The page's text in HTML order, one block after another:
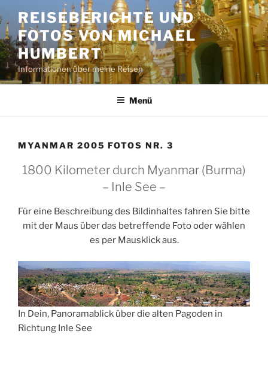
Inhalt
springen
REISEBERICHTE UND
FOTOS VON MICHAEL
HUMBERT
Informationen über meine Reisen
Menü
MYANMAR 2005 FOTOS NR. 3
1800 Kilometer durch Myanmar (Burma)
– Inle See –
Für eine Beschreibung des Bildinhaltes fahren Sie bitte
mit der Maus über das betreffende Foto oder wählen
es per Mausklick aus.
In Dein, Panoramablick über die alten Pagoden in
Richtung Inle See